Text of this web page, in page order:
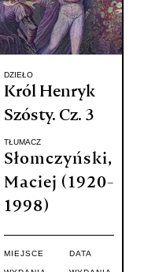
DZIEŁO
Król Henryk
Szósty. Cz. 3
TŁUMACZ
Słomczyński,
Maciej (1920-
1998)
MIEJSCE DATA